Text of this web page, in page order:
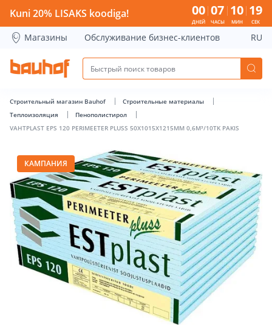
VAHTPLAST EPS 120 PERIMEETER PLUSS
Kuni 20% LISAKS koodiga! 00
ДНЕЙ
07
ЧАСЫ
10
МИН
18
СЕК
Магазины Обслуживание бизнес-клиентов RU
Строительный магазин Bauhof
Строительные материалы
Теплоизоляция
Пенополистирол
VAHTPLAST EPS 120 PERIMEETER PLUSS 50X1015X1215MM 0,6M³/10TK PAKIS
КАМПАНИЯ